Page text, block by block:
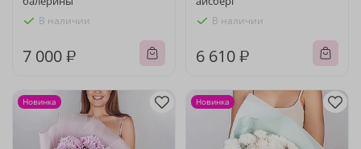
В наличии
7 000 ₽
В наличии
6 610 ₽
Новинка Новинка